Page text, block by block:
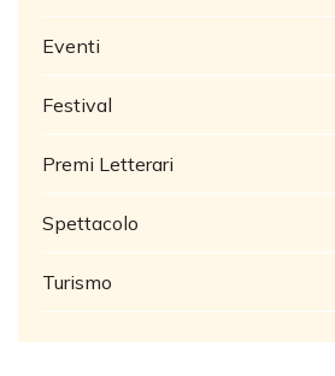
Eventi
Festival
Premi Letterari
Spettacolo
Turismo